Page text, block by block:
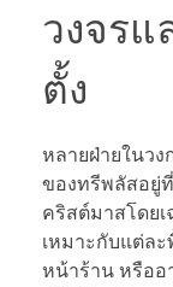
วงจร
ตั้ง
หลายฝ่ายในวง
ของทรีพลัสอยู่
คริสต์มาสโดย
เหมาะกับแต่ล
หน้าร้าน หรือ